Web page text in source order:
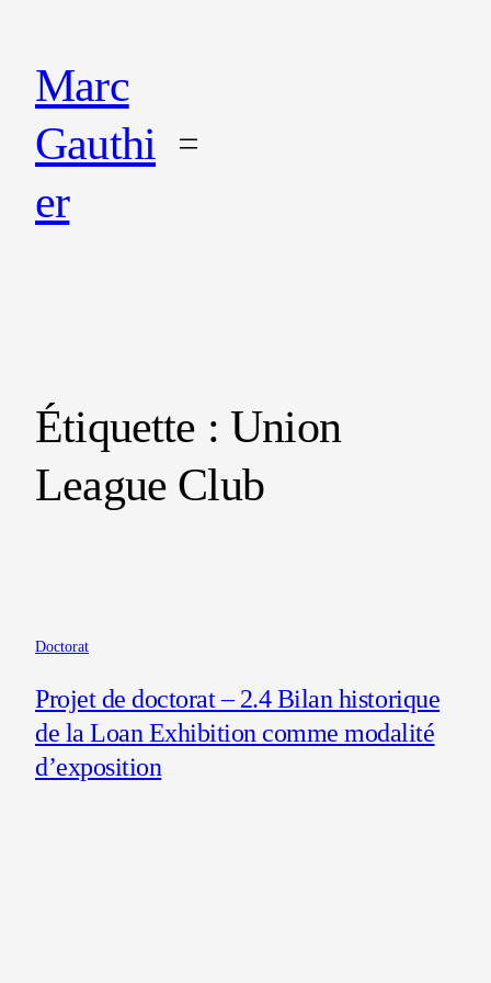
Marc
Gauthi
er
Étiquette :Union
League Club
Doctorat
Projet de doctorat – 2.4 Bilan historique
de la Loan Exhibition comme modalité
d’exposition